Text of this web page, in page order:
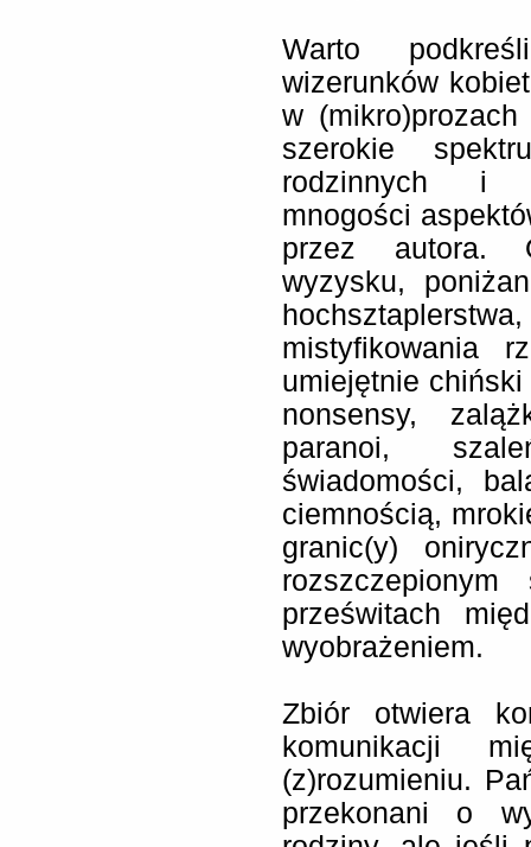
Warto
wizerunków
w
szerokie
rodzinnych i
mnogości
przez autora.
wyzysku,
mistyfikowania
umiejętnie
nonsensy,
paranoi,
świadomości,
ciemnością,
granic(y)
prześwitach
wyobrażeniem.
Zbiór otwiera
komunikacji
(z)rozumieniu.
przekonani o